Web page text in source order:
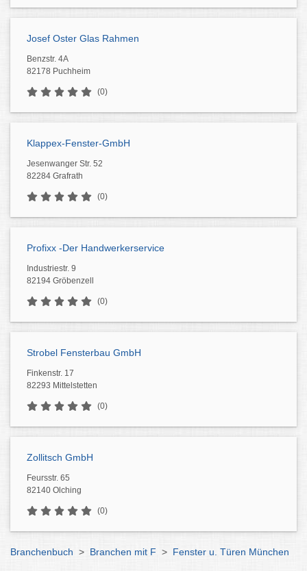
Josef Oster Glas Rahmen
Benzstr. 4A
82178 Puchheim
(0)
Klappex-Fenster-GmbH
Jesenwanger Str. 52
82284 Grafrath
(0)
Profixx -Der Handwerkerservice
Industriestr. 9
82194 Gröbenzell
(0)
Strobel Fensterbau GmbH
Finkenstr. 17
82293 Mittelstetten
(0)
Zollitsch GmbH
Feursstr. 65
82140 Olching
(0)
Branchenbuch > Branchen mit F > Fenster u. Türen München